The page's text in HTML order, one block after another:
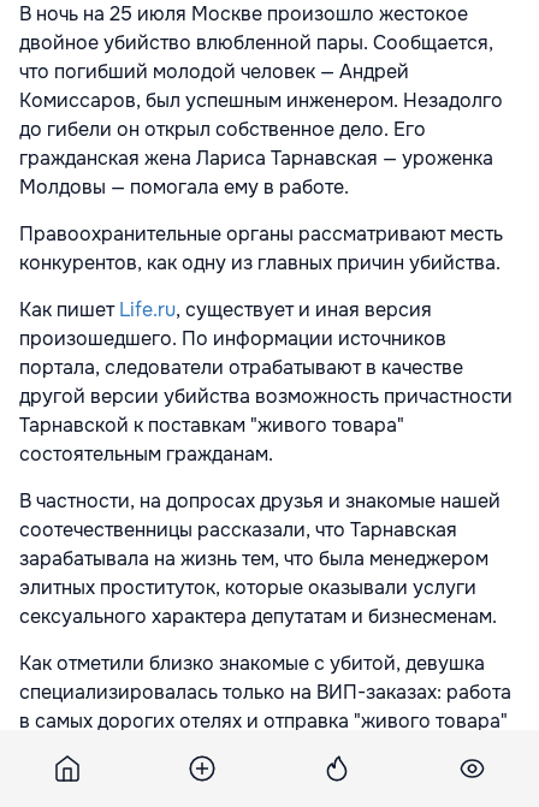
В ночь на 25 июля Москве произошло жестокое
двойное убийство влюбленной пары. Сообщается,
что погибший молодой человек — Андрей
Комиссаров, был успешным инженером. Незадолго
до гибели он открыл собственное дело. Его
гражданская жена Лариса Тарнавская — уроженка
Молдовы — помогала ему в работе.
Правоохранительные органы рассматривают месть
конкурентов, как одну из главных причин убийства.
Как пишетLife.ru, существует и иная версия
произошедшего. По информации источников
портала, следователи отрабатывают в качестве
другой версии убийства возможность причастности
Тарнавской к поставкам "живого товара"
состоятельным гражданам.
В частности, на допросах друзья и знакомые нашей
соотечественницы рассказали, что Тарнавская
зарабатывала на жизнь тем, что была менеджером
элитных проституток, которые оказывали услуги
сексуального характера депутатам и бизнесменам.
Как отметили близко знакомые с убитой, девушка
специализировалась только на ВИП-заказах: работа
в самых дорогих отелях и отправка "живого товара"
за границу. Минимальная стоимость эскорт-услуг
составляла тысячу долларов. При этом,